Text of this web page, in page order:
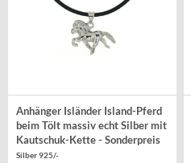
Anhänger Isländer Island-Pferd
beim Tölt massiv echt Silber mit
Kautschuk-Kette - Sonderpreis
Silber 925/-